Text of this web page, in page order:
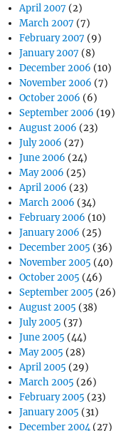
April 2007 (2)
March 2007 (7)
February 2007 (9)
January 2007 (8)
December 2006 (10)
November 2006 (7)
October 2006 (6)
September 2006 (19)
August 2006 (23)
July 2006 (27)
June 2006 (24)
May 2006 (25)
April 2006 (23)
March 2006 (34)
February 2006 (10)
January 2006 (25)
December 2005 (36)
November 2005 (40)
October 2005 (46)
September 2005 (26)
August 2005 (38)
July 2005 (37)
June 2005 (44)
May 2005 (28)
April 2005 (29)
March 2005 (26)
February 2005 (23)
January 2005 (31)
December 2004(27)